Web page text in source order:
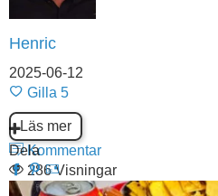
Henric
2025-06-12
Gilla 5
Läs mer
Kommentar
286 Visningar
Dela